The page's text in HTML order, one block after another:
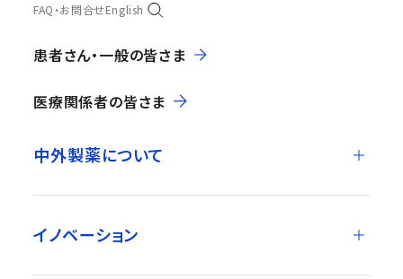
FAQ・お問合せEnglish
患者さん・一般の皆さま
医療関係者の皆さま
中外製薬について
イノベーション